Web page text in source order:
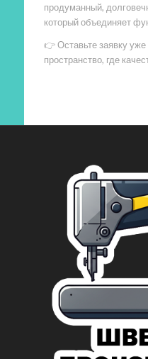
продуманный,
который объединяет
👉 Оставьте заявку
пространство, где